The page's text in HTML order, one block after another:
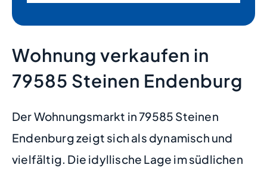
Wohnung verkaufen in
79585 Steinen Endenburg
Der Wohnungsmarkt in 79585 Steinen
Endenburg zeigt sich als dynamisch und
vielfältig. Die idyllische Lage im südlichen